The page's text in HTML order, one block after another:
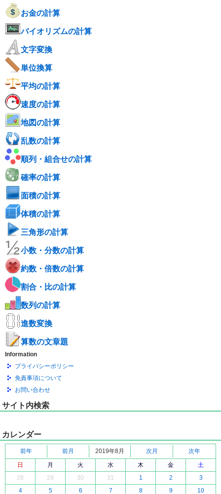
お金の計算
バイオリズムの計算
文字変換
単位換算
平均の計算
速度の計算
地図の計算
乱数の計算
順列・組合せの計算
確率の計算
面積の計算
体積の計算
三角形の計算
小数・分数の計算
約数・倍数の計算
割合・比の計算
数列の計算
進数変換
算数の文章題
Information
プライバシーポリシー
免責事項について
お問い合わせ
サイト内検索
カレンダー
前年 前月 2019年8月 次月
次年
日
月 火 水 木 金
土
28
29 30 31 1 2
3
4
5 6 7 8 9 10